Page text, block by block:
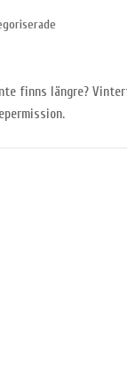
finns längre?